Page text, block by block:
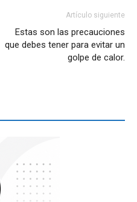
Artículo siguiente
Estas son las precauciones
que debes tener para evitar un
golpe de calor.